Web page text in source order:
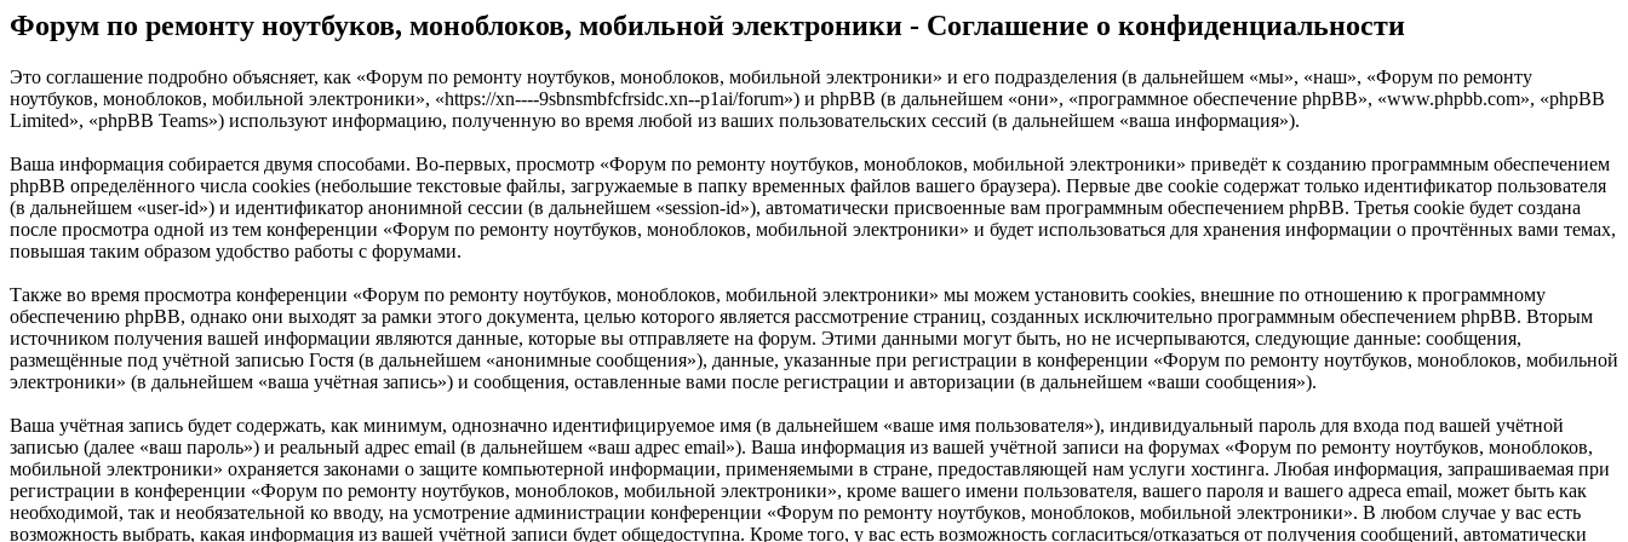
Форум по ремонту ноутбуков, моноблоков, мобильной электроники - Соглашение о конфиденциальности
Это соглашение подробно объясняет, как «Форум по ремонту ноутбуков, моноблоков, мобильной электроники» и его подразделения (в дальнейшем «мы», «наш», «Форум по ремонту
ноутбуков, моноблоков, мобильной электроники», «https://xn----9sbnsmbfcfrsidc.xn--p1ai/forum») и phpBB (в дальнейшем «они», «программное обеспечение phpBB», «www.phpbb.com», «phpBB
Limited», «phpBB Teams») используют информацию, полученную во время любой из ваших пользовательских сессий (в дальнейшем «ваша информация»).
Ваша информация собирается двумя способами. Во-первых, просмотр «Форум по ремонту ноутбуков, моноблоков, мобильной электроники» приведёт к созданию программным обеспечением
phpBB определённого числа cookies (небольшие текстовые файлы, загружаемые в папку временных файлов вашего браузера). Первые две cookie содержат только идентификатор пользователя
(в дальнейшем «user-id») и идентификатор анонимной сессии (в дальнейшем «session-id»), автоматически присвоенные вам программным обеспечением phpBB. Третья cookie будет создана
после просмотра одной из тем конференции «Форум по ремонту ноутбуков, моноблоков, мобильной электроники» и будет использоваться для хранения информации о прочтённых вами темах,
повышая таким образом удобство работы с форумами.
Также во время просмотра конференции «Форум по ремонту ноутбуков, моноблоков, мобильной электроники» мы можем установить cookies, внешние по отношению к программному
обеспечению phpBB, однако они выходят за рамки этого документа, целью которого является рассмотрение страниц, созданных исключительно программным обеспечением phpBB. Вторым
источником получения вашей информации являются данные, которые вы отправляете на форум. Этими данными могут быть, но не исчерпываются, следующие данные: сообщения,
размещённые под учётной записью Гостя (в дальнейшем «анонимные сообщения»), данные, указанные при регистрации в конференции «Форум по ремонту ноутбуков, моноблоков, мобильной
электроники» (в дальнейшем «ваша учётная запись») и сообщения, оставленные вами после регистрации и авторизации (в дальнейшем «ваши сообщения»).
Ваша учётная запись будет содержать, как минимум, однозначно идентифицируемое имя (в дальнейшем «ваше имя пользователя»), индивидуальный пароль для входа под вашей учётной
записью (далее «ваш пароль») и реальный адрес email (в дальнейшем «ваш адрес email»). Ваша информация из вашей учётной записи на форумах «Форум по ремонту ноутбуков, моноблоков,
мобильной электроники» охраняется законами о защите компьютерной информации, применяемыми в стране, предоставляющей нам услуги хостинга. Любая информация, запрашиваемая при
регистрации в конференции «Форум по ремонту ноутбуков, моноблоков, мобильной электроники», кроме вашего имени пользователя, вашего пароля и вашего адреса email, может быть как
необходимой, так и необязательной ко вводу, на усмотрение администрации конференции «Форум по ремонту ноутбуков, моноблоков, мобильной электроники». В любом случае у вас есть
возможность выбрать, какая информация из вашей учётной записи будет общедоступна. Кроме того, у вас есть возможность согласиться/отказаться от получения сообщений, автоматически